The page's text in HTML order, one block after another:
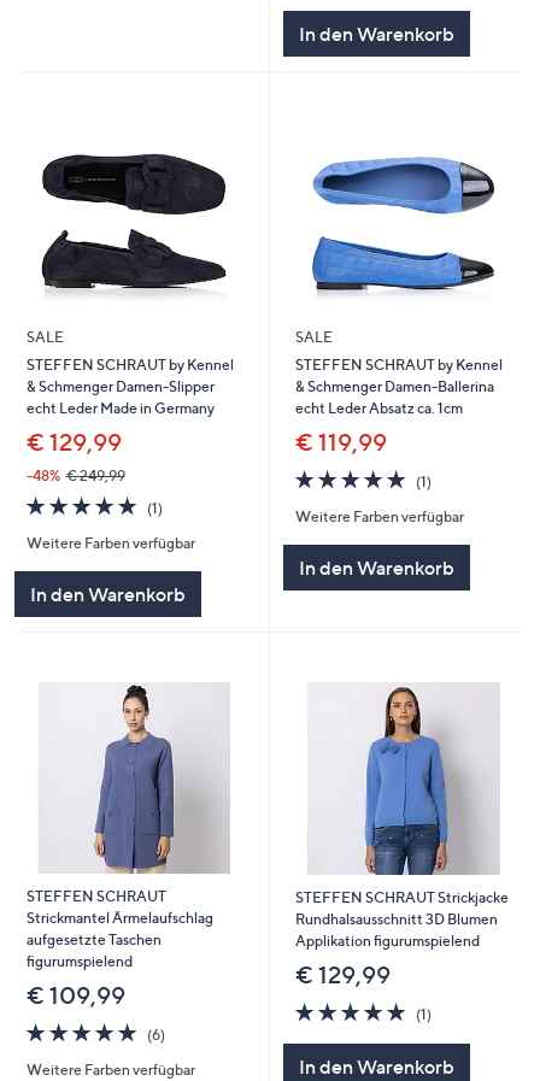
In den Warenkorb
SALE
STEFFEN SCHRAUT by Kennel
& Schmenger Damen-Slipper
echt Leder Made in Germany
€ 129,99
-48% € 249,99
5.0
von
5
(1)
Weitere Farben verfügbar
In den Warenkorb
SALE
STEFFEN SCHRAUT by Kennel
& Schmenger Damen-Ballerina
echt Leder Absatz ca. 1cm
€ 119,99
5.0
von
5
(1)1
Weitere Farben verfügbar
In den Warenkorb
STEFFEN SCHRAUT
Strickmantel Ärmelaufschlag
aufgesetzte Taschen
figurumspielend
€ 109,99
5.0
von
5
(6)
Weitere Farben verfügbar
STEFFEN SCHRAUT Strickjacke
Rundhalsausschnitt 3D Blumen
Applikation figurumspielend
€ 129,99
5.0
von
5
(1)
In den Warenkorb